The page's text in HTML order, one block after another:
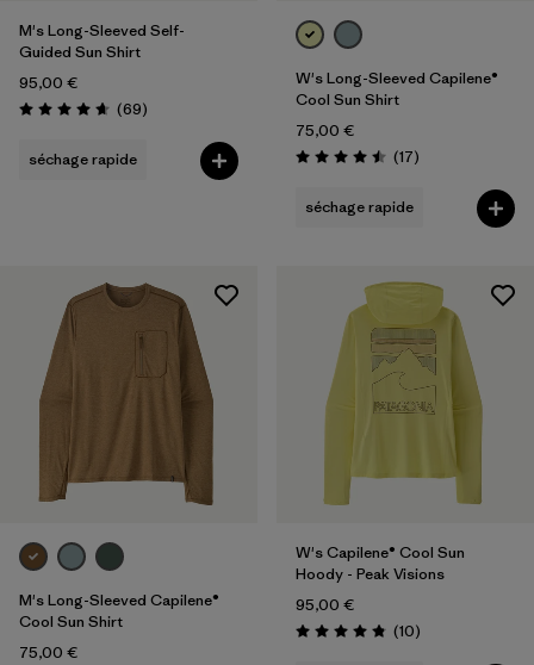
M's Long-Sleeved Self-
Guided Sun Shirt
95,00 €
Évaluation: 4.7 / 5
(69Avis
)
séchage rapide
W's Long-Sleeved Capilene®
Cool Sun Shirt
75,00 €
Évaluation: 4.5 / 5
(17Avis
)
séchage rapide
M's Long-Sleeved Capilene®
Cool Sun Shirt
75,00 €
W's Capilene® Cool Sun
Hoody - Peak Visions
95,00 €
Évaluation: 4.8 / 5
(10Avis
)